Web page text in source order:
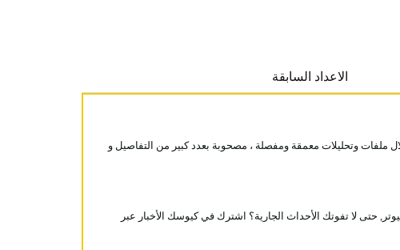
الاعداد السابقة
من خلال ملفات وتحليلات معمقة ومفصلة ، مصحوبة بعدد كبير من التفاصيل و
حتى لا تفوتك الأحداث الجارية؟ اشترك في كيوسك الأخبار عبر